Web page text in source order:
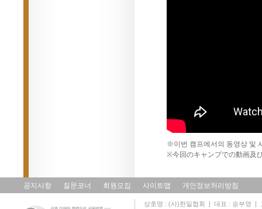
※이번 캠프에서의 동영상 및
※今回のキャンプでの動画及
공지사항 질문코너 회원모집 사이트맵 개인정보처리방침
상호명 : (사)한일협회 | 대표 : 송부영 |